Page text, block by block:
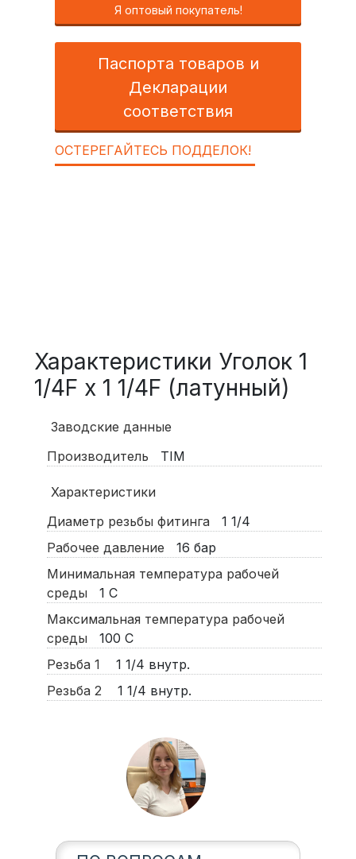
Я оптовый покупатель!
Паспорта товаров и
Декларации
соответствия
ОСТЕРЕГАЙТЕСЬ ПОДДЕЛОК!
Характеристики Уголок 1
1/4F х 1 1/4F (латунный)
Заводские данные
Производитель
TIM
Характеристики
Диаметр резьбы фитинга
1 1/4
Рабочее давление
16 бар
Минимальная температура рабочей
среды
1 С
Максимальная температура рабочей
среды
100 С
Резьба 1
1 1/4 внутр.
Резьба 2
1 1/4 внутр.